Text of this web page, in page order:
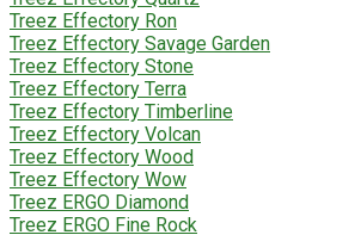
Treez Effectory Ron
Treez Effectory Savage Garden
Treez Effectory Stone
Treez Effectory Terra
Treez Effectory Timberline
Treez Effectory Volcan
Treez Effectory Wood
Treez Effectory Wow
Treez ERGO Diamond
Treez ERGO Fine Rock